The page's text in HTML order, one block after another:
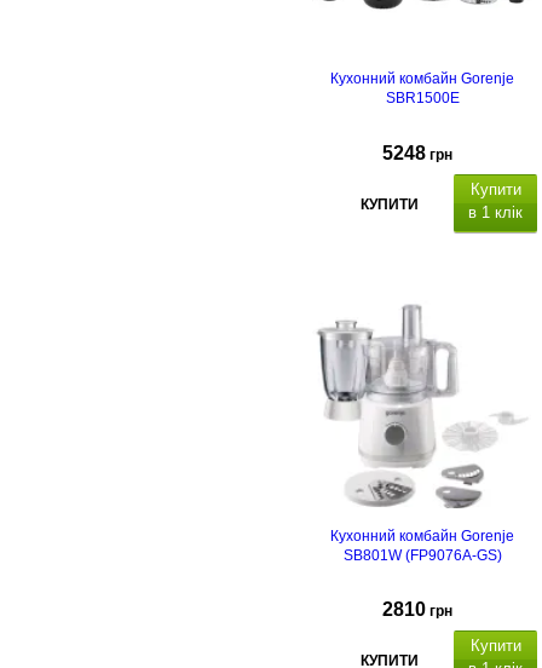
Кухонний комбайн Gorenje
SBR1500E
5248 грн
КУПИТИ
Купити
в 1 клік
Кухонний комбайн Gorenje
SB801W (FP9076A-GS)
2810 грн
КУПИТИ
Купити